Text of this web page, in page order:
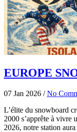
EUROPE
07 Jan 2026 / No
L’élite du snowboard
2000 s’apprête à vivre
2026, notre station